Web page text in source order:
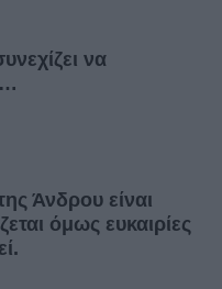
να
Άνδρου είναι
όμως ευκαιρίες